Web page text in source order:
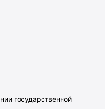
государственной